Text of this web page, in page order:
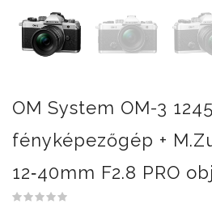
OM System OM-3
fényképezőgép +
12‑40mm F2.8 PRO